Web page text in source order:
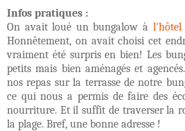
Infos pratiques :
On avait loué un bungalow à l'hôtel
Honnêtement, on avait choisi cet
vraiment été surpris en bien! Les
petits mais bien aménagés et
nos repas sur la terrasse de notre
ce qui nous a permis de faire des
nourriture. Et il suffit de traverser la
la plage. Bref, une bonne adresse !